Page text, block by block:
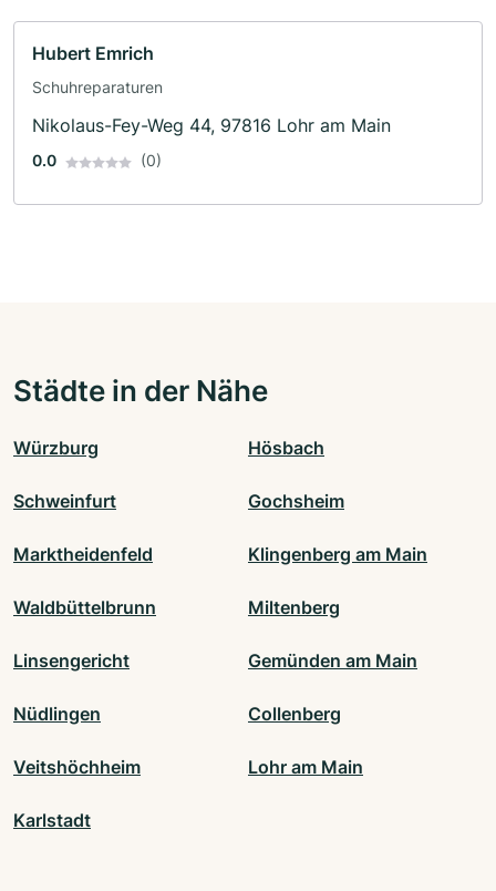
Hubert Emrich
Schuhreparaturen
Nikolaus-Fey-Weg 44, 97816 Lohr am Main
0.0 (0)
Städte in der Nähe
Würzburg Hösbach
Schweinfurt Gochsheim
Marktheidenfeld Klingenberg am Main
Waldbüttelbrunn Miltenberg
Linsengericht Gemünden am Main
Nüdlingen Collenberg
Veitshöchheim Lohr am Main
Karlstadt